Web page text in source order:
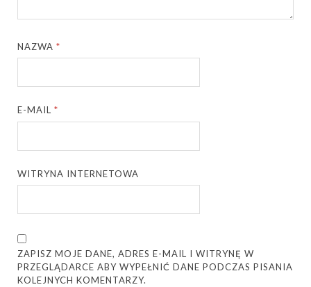
NAZWA*
E-MAIL*
WITRYNA INTERNETOWA
ZAPISZ MOJE DANE, ADRES E-MAIL I WITRYNĘ W
PRZEGLĄDARCE ABY WYPEŁNIĆ DANE PODCZAS PISANIA
KOLEJNYCH KOMENTARZY.